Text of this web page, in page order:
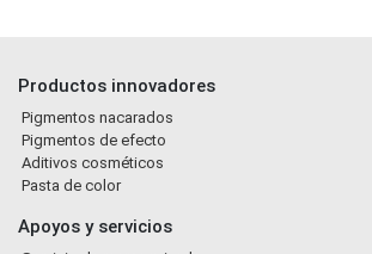
Productos innovadores
Pigmentos nacarados
Pigmentos de efecto
Aditivos cosméticos
Pasta de color
Apoyos y servicios